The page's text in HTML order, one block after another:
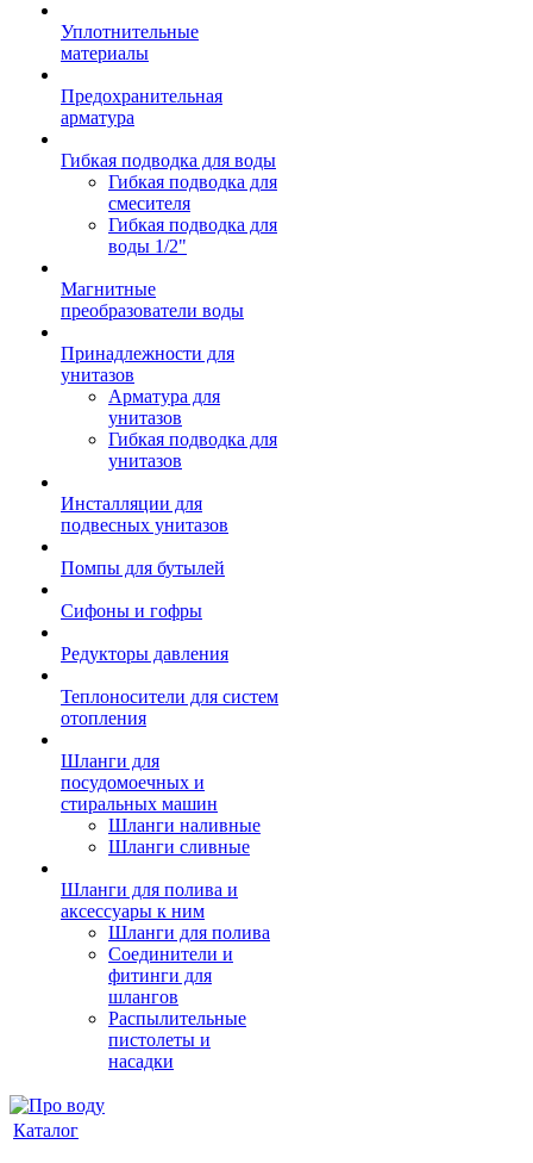
Уплотнительные
материалы
Предохранительная
арматура
Гибкая подводка для воды
Гибкая подводка для
смесителя
Гибкая подводка для
воды 1/2"
Магнитные
преобразователи воды
Принадлежности для
унитазов
Арматура для
унитазов
Гибкая подводка для
унитазов
Инсталляции для
подвесных унитазов
Помпы для бутылей
Сифоны и гофры
Редукторы давления
Теплоносители для систем
отопления
Шланги для
посудомоечных и
стиральных машин
Шланги наливные
Шланги сливные
Шланги для полива и
аксессуары к ним
Шланги для полива
Соединители и
фитинги для
шлангов
Распылительные
пистолеты и
насадки
Каталог